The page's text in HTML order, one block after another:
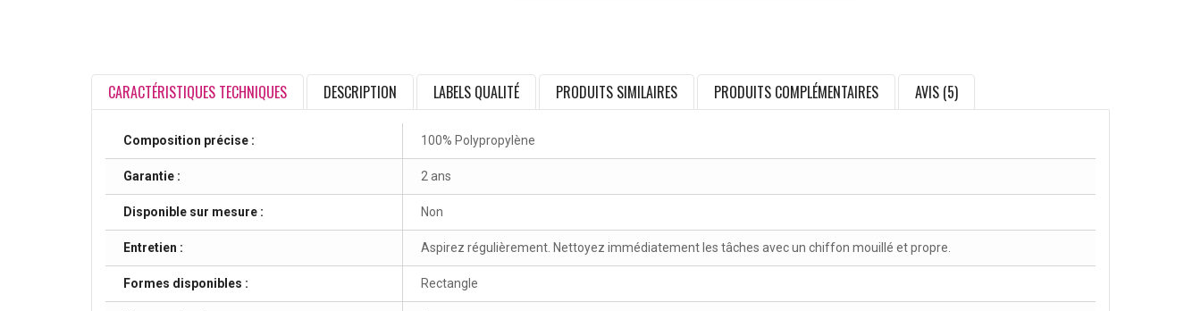
CARACTÉRISTIQUES TECHNIQUES DESCRIPTION LABELS QUALITÉ PRODUITS SIMILAIRES PRODUITS COMPLÉMENTAIRES AVIS (5)
Composition précise : 100% Polypropylène
Garantie : 2 ans
Disponible sur mesure : Non
Entretien : Aspirez régulièrement. Nettoyez immédiatement les tâches avec un chiffon mouillé et propre.
Formes disponibles : Rectangle